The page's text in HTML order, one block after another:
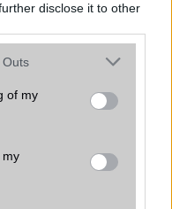
disclose it to other
one or more Google
You may click to
its third-party tags to
in below Google
Outs
of my
my
szolgáltatás